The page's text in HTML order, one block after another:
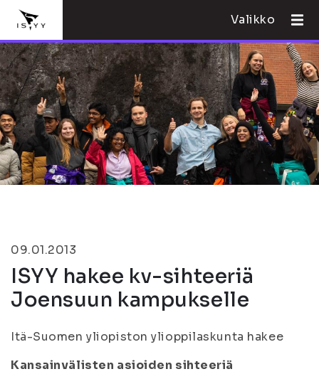
Valikko
09.01.2013
ISYY hakee kv-sihteeriä
Joensuun kampukselle
Itä-Suomen yliopiston ylioppilaskunta hakee
Kansainvälisten asioiden sihteeriä